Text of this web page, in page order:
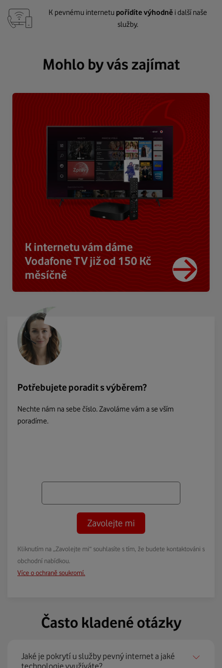
K pevnému internetu pořídíte výhodně i další naše
služby.
Mohlo by vás zajímat
K internetu vám dáme
Vodafone TV již od 150 Kč
měsíčně
Potřebujete poradit s výběrem?
Nechte nám na sebe číslo. Zavoláme vám a se vším
poradíme.
Zavolejte mi
Kliknutím na „Zavolejte mi“ souhlasíte s tím, že budete kontaktováni s
obchodní nabídkou.
Více o ochraně soukromí.
Často kladené otázky
Jaké je pokrytí u služby pevný internet a jaké
technologie využíváte?